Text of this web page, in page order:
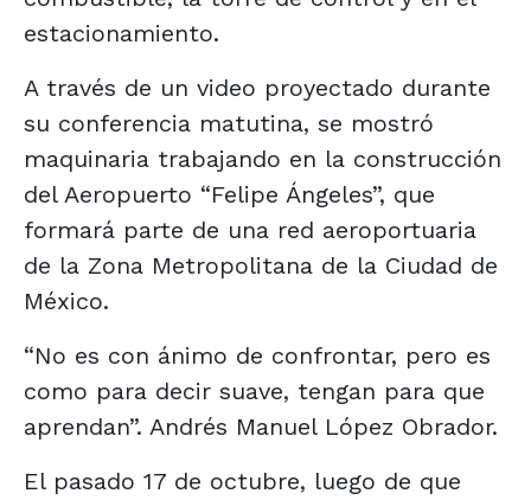
estacionamiento.
A través de un video proyectado durante
su conferencia matutina, se mostró
maquinaria trabajando en la construcción
del Aeropuerto “Felipe Ángeles”, que
formará parte de una red aeroportuaria
de la Zona Metropolitana de la Ciudad de
México.
“No es con ánimo de confrontar, pero es
como para decir suave, tengan para que
aprendan”. Andrés Manuel López Obrador.
El pasado 17 de octubre, luego de que